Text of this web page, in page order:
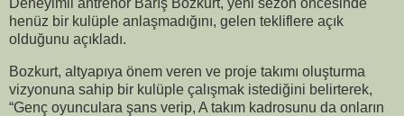
Deneyimli antrenör Barış Bozkurt, yeni sezon öncesinde
henüz bir kulüple anlaşmadığını, gelen tekliflere açık
olduğunu açıkladı.
Bozkurt, altyapıya önem veren ve proje takımı oluşturma
vizyonuna sahip bir kulüple çalışmak istediğini belirterek,
“Genç oyunculara şans verip, A takım kadrosunu da onların